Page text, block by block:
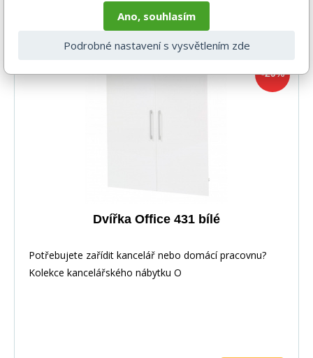
-29%
Dvířka Office 431 bílé
Potřebujete zařídit kancelář nebo domácí pracovnu?
Kolekce kancelářského nábytku O
Ano, souhlasím
Podrobné nastavení s vysvětlením zde